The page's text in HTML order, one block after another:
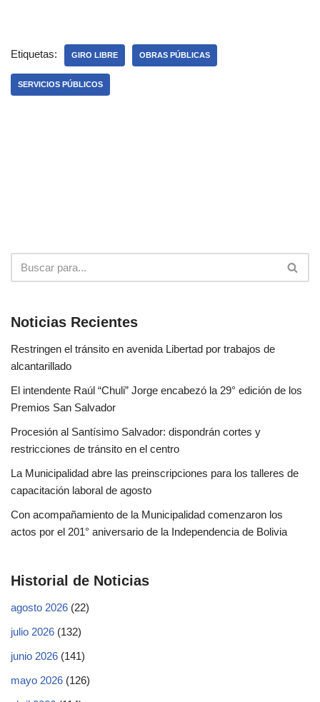
Etiquetas: GIRO LIBRE OBRAS PÚBLICAS
SERVICIOS PÚBLICOS
Noticias Recientes
Restringen el tránsito en avenida Libertad por trabajos de
alcantarillado
El intendente Raúl “Chuli” Jorge encabezó la 29° edición de los
Premios San Salvador
Procesión al Santísimo Salvador: dispondrán cortes y
restricciones de tránsito en el centro
La Municipalidad abre las preinscripciones para los talleres de
capacitación laboral de agosto
Con acompañamiento de la Municipalidad comenzaron los
actos por el 201° aniversario de la Independencia de Bolivia
Historial de Noticias
agosto 2026 (22)
julio 2026 (132)
junio 2026 (141)
mayo 2026 (126)